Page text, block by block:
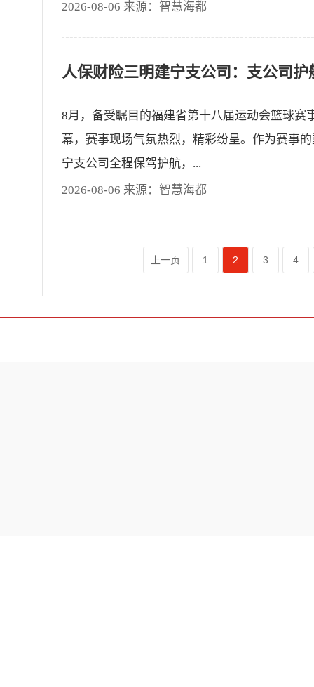
2026-08-06 来源：智慧海都
8月，备受瞩目的福建省第十八届运动会篮球赛
幕，赛事现场气氛热烈，精彩纷呈。作为赛事
宁支公司全程保驾护航，...
2026-08-06 来源：智慧海都
上一页 1 2 3 4